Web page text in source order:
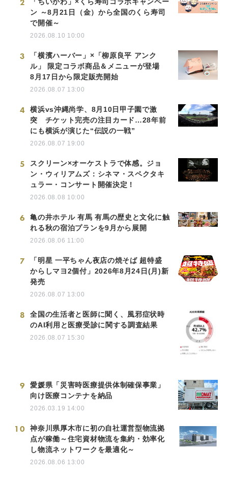
2
ン ～8月21日（金）から全国のくら寿司
で開催～
2026.08.10 10:00
3
「横濱ハーバー」×「柳原良平 アンク
ル」 限定コラボ商品＆メニューが登場
8月17日から限定販売開始
2026.08.07 13:00
4
横浜vs沖縄尚学、8月10日甲子園で激
突 チケット完売の注目カード…28年前
にも横浜が演じた“伝説の一戦”
2026.08.07 19:00
5
スクリーン×オーケストラで体感。ジョ
ン・ウィリアムズ：シネマ・スペクタキ
ュラー・コンサート開催決定！
2026.08.08 10:00
6
亀の井ホテル 有馬 有馬の歴史と文化に触
れる秋の宿泊プランを9月から展開
2026.08.06 11:00
7
「明星 一平ちゃん夜店の焼そば 超特盛
からしマヨ2個付」2026年8月24日(月)新
発売
2026.08.07 13:00
8
全国の生活者と医師に聞く、風邪症状時
のAI利用と医療受診に関する調査結果
2026.08.07 15:30
9
愛媛県「災害時医療提供体制確保事業」
向け医療コンテナを納品
2026.03.19 14:00
10
神奈川県厚木市に初の自社運営型物流拠
点が稼働～住宅資材物流を集約・効率化
し物流ネットワークを最適化～
2026.08.06 13:00